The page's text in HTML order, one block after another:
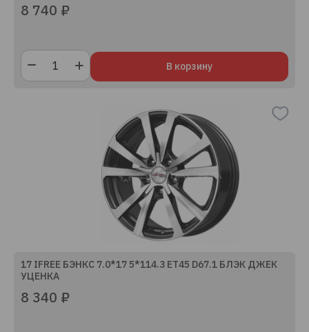
8 740 ₽
В корзину
17 IFREE БЭНКС 7.0*17 5*114.3 ET45 D67.1 БЛЭК ДЖЕК
УЦЕНКА
8 340 ₽